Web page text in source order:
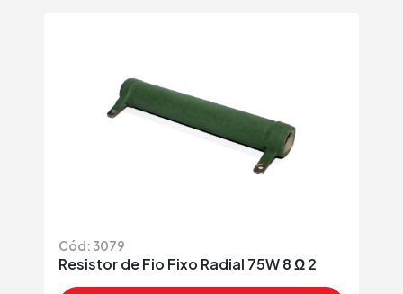
Cód: 3079
Resistor de Fio Fixo Radial 75W 8 Ω 2